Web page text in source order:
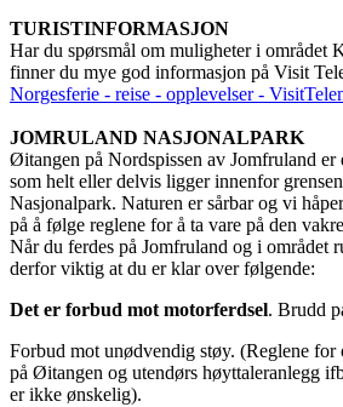
TURISTINFORMASJON
Har du spørsmål om muligheter i området
finner du mye god informasjon på Visit
Norgesferie - reise - opplevelser -
JOMRULAND NASJONALPARK
Øitangen på Nordspissen av Jomfruland
som helt eller delvis ligger innenfor
Nasjonalpark. Naturen er sårbar og vi
på å følge reglene for å ta vare på den
Når du ferdes på Jomfruland og i området
derfor viktig at du er klar over følgende:
Det er forbud mot motorferdsel. Brudd
Forbud mot unødvendig støy. (Reglene
på Øitangen og utendørs høyttaleranlegg
er ikke ønskelig).